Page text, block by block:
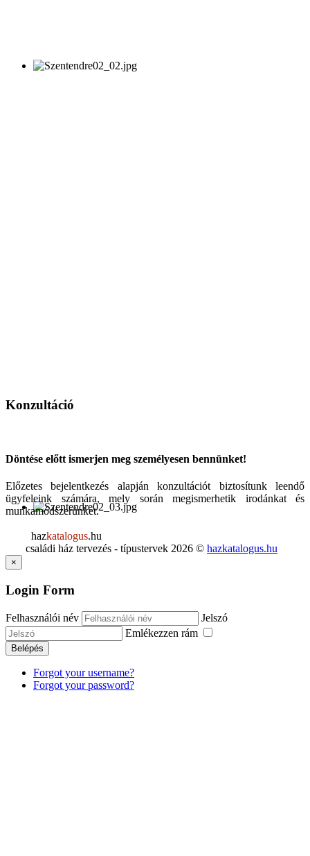
Konzultáció
Döntése előtt ismerjen meg személyesen bennünket!
Előzetes bejelentkezés alapján konzultációt biztosítunk leendő
ügyfeleink számára, mely során megismerhetik irodánkat és
munkamódszerünket.
hazkatalogus.hu
családi ház tervezés - típustervek 2026 © hazkatalogus.hu
×
Login Form
Felhasználói név
Jelszó
Emlékezzen rám
Belépés
Forgot your username?
Forgot your password?